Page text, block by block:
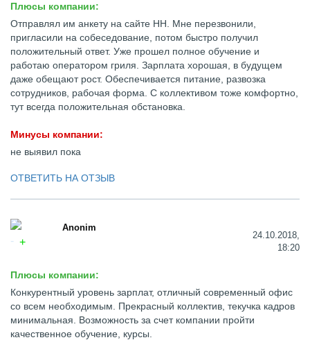
Плюсы компании:
Отправлял им анкету на сайте НН. Мне перезвонили,
пригласили на собеседование, потом быстро получил
положительный ответ. Уже прошел полное обучение и
работаю оператором гриля. Зарплата хорошая, в будущем
даже обещают рост. Обеспечивается питание, развозка
сотрудников, рабочая форма. С коллективом тоже комфортно,
тут всегда положительная обстановка.
Минусы компании:
не выявил пока
ОТВЕТИТЬ НА ОТЗЫВ
Anonim
24.10.2018,
18:20
Плюсы компании:
Конкурентный уровень зарплат, отличный современный офис
со всем необходимым. Прекрасный коллектив, текучка кадров
минимальная. Возможность за счет компании пройти
качественное обучение, курсы.